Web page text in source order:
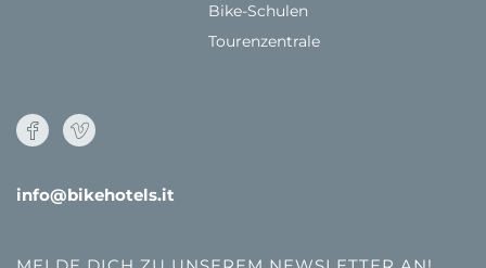
Bike-Schulen
Tourenzentrale
info@bikehotels.it